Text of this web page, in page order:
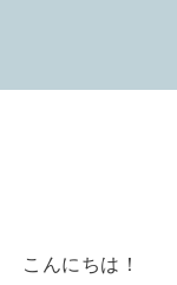
こんにちは！